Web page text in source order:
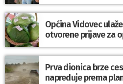
Općina Vidovec
otvorene prijave za
Prva dionica brze
napreduje prema